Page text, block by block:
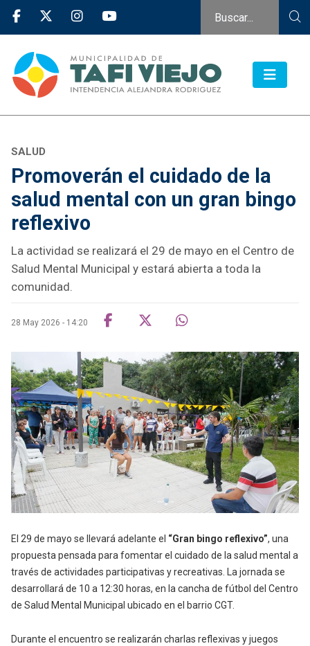
SALUD
Promoverán el cuidado de la
salud mental con un gran bingo
reflexivo
La actividad se realizará el 29 de mayo en el Centro de
Salud Mental Municipal y estará abierta a toda la
comunidad.
28 May 2026 - 14:20
El 29 de mayo se llevará adelante el “Gran bingo reflexivo”, una
propuesta pensada para fomentar el cuidado de la salud mental a
través de actividades participativas y recreativas. La jornada se
desarrollará de 10 a 12:30 horas, en la cancha de fútbol del Centro
de Salud Mental Municipal ubicado en el barrio CGT.
Durante el encuentro se realizarán charlas reflexivas y juegos